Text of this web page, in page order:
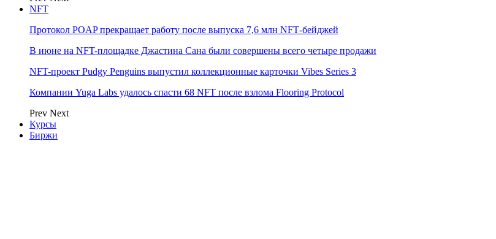
NFT
Протокол POAP прекращает работу после выпуска 7,6 млн NFT‑бейджей
В июне на NFT-площадке Джастина Сана были совершены всего четыре продажи
NFT-проект Pudgy Penguins выпустил коллекционные карточки Vibes Series 3
Компании Yuga Labs удалось спасти 68 NFT после взлома Flooring Protocol
Prev Next
Курсы
Биржи